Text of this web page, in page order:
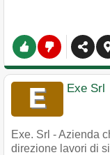
Exe Srl
Exe. Srl - Azienda
direzione lavori di